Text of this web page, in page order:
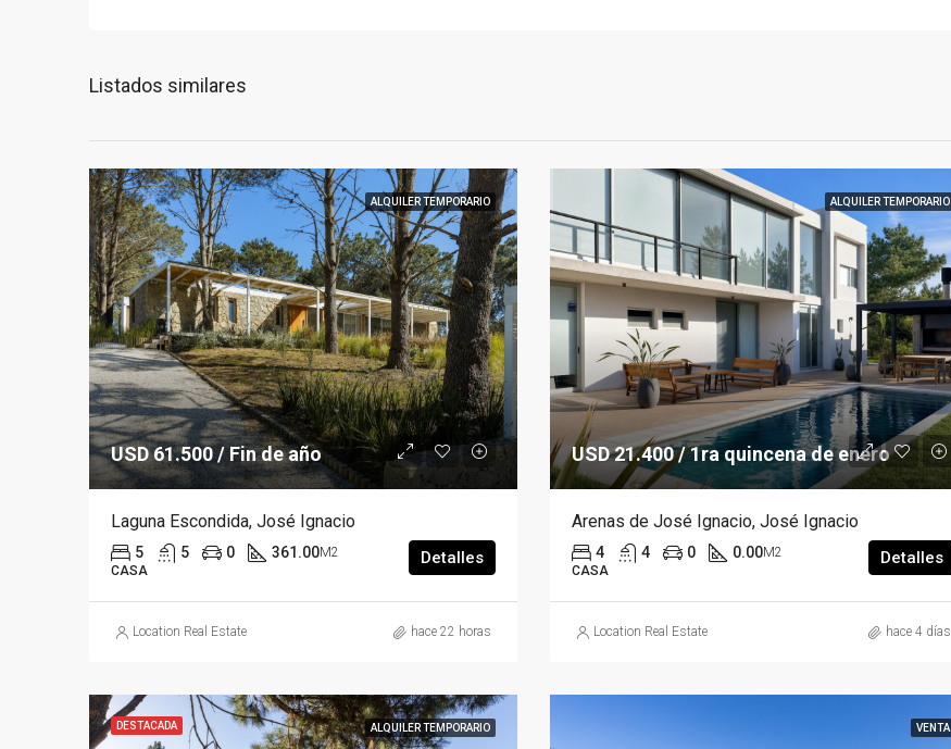
Listados similares
ALQUILER TEMPORARIO
USD 61.500 / Fin de año
Laguna Escondida, José Ignacio
5 5 0 361.00M2
CASA
Detalles
Location Real Estate hace 22 horas
ALQUILER TEMPORARIO
USD 21.400 / 1ra quincena de enero
Arenas de José Ignacio, José Ignacio
4 4 0 0.00M2
CASA
Detalles
Location Real Estate hace 4 días
DESTACADA ALQUILER TEMPORARIO VENTA